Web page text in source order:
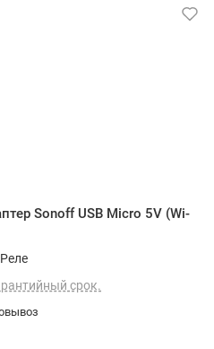
Sonoff USB Micro 5V (Wi-
Реле
срок.